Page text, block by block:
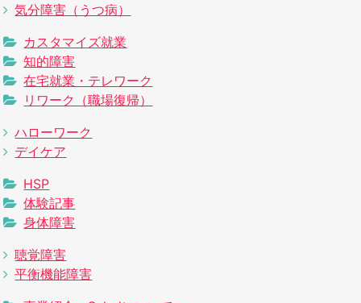
気分障害（うつ病）
カスタマイズ就業
知的障害
在宅就業・テレワーク
リワーク（職場復帰）
ハローワーク
デイケア
HSP
体験記事
身体障害
聴覚障害
平衡機能障害